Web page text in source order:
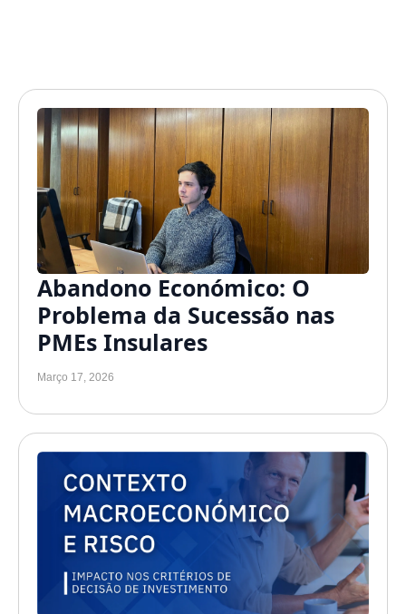
Abandono Económico: O
Problema da Sucessão nas
PMEs Insulares
Março 17, 2026